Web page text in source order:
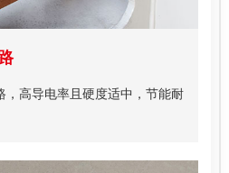
，高导电率且硬度适中，节能耐